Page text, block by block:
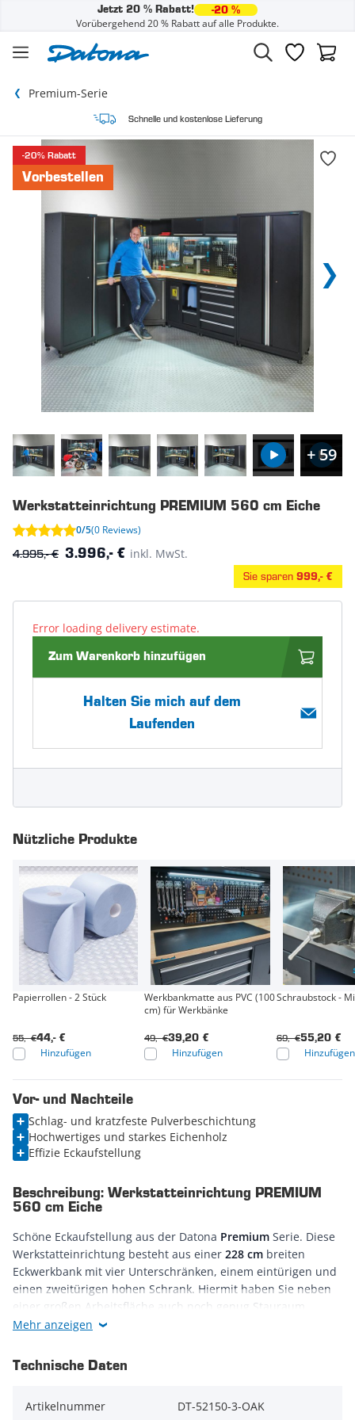
Jetzt 20 % Rabatt! -20 %
Vorübergehend 20 % Rabatt auf alle Produkte.
Premium-Serie
Schnelle und kostenlose Lieferung
-20% Rabatt
Vorbestellen
+ 59
Werkstatteinrichtung PREMIUM 560 cm Eiche
0/5(0 Reviews)
4.995,- € 3.996,- € inkl. MwSt.
Sie sparen 999,- €
Error loading delivery estimate.
Zum Warenkorb hinzufügen
Halten Sie mich auf dem
Laufenden
Nützliche Produkte
Papierrollen - 2 Stück
44,- €
55,- €
Hinzufügen
Werkbankmatte aus PVC (100
cm) für Werkbänke
39,20 €
49,- €
Hinzufügen
Schraubstock -
55,20 €
69,- €
Hinzufügen
Vor- und Nachteile
Schlag- und kratzfeste Pulverbeschichtung
Hochwertiges und starkes Eichenholz
Effizie Eckaufstellung
Beschreibung: Werkstatteinrichtung PREMIUM
560 cm Eiche
Schöne Eckaufstellung aus der Datona Premium Serie. Diese
Werkstatteinrichtung besteht aus einer 228 cm breiten
Eckwerkbank mit vier Unterschränken, einem eintürigen und
einen zweitürigen hohen Schrank. Hiermit haben Sie neben
einer großen Arbeitsfläche auch noch genug Stauraum.
Vorstellungen einteilen können. Dank der höhenverstellbaren
gerade. DasZylinderschloss
ermöglicht Ihnen die sichere
Mehr anzeigen
Technische Daten
Artikelnummer DT-52150-3-OAK